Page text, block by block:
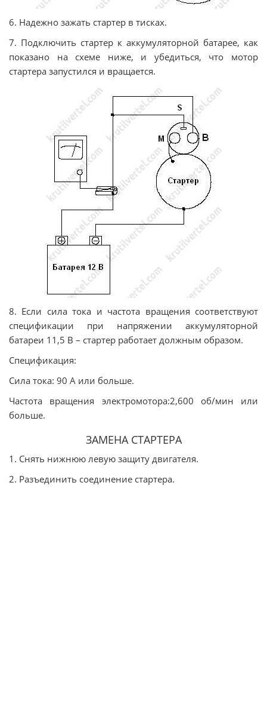
6. Надежно зажать стартер в тисках.
7. Подключить стартер к аккумуляторной батарее, как
показано на схеме ниже, и убедиться, что мотор
стартера запустился и вращается.
8. Если сила тока и частота вращения соответствуют
спецификации при напряжении аккумуляторной
батареи 11,5 В – стартер работает должным образом.
Спецификация:
Сила тока: 90 А или больше.
Частота вращения электромотора:2,600 об/мин или
больше.
ЗАМЕНА СТАРТЕРА
1. Снять нижнюю левую защиту двигателя.
2. Разъединить соединение стартера.